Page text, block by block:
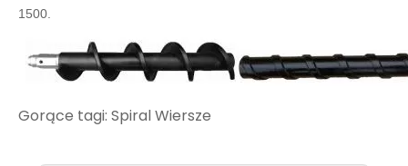
1500.
Gorące tagi: Spiral Wiersze